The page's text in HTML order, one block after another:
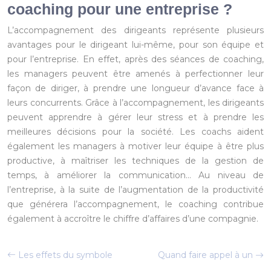
coaching pour une entreprise ?
L’accompagnement des dirigeants représente plusieurs
avantages pour le dirigeant lui-même, pour son équipe et
pour l’entreprise. En effet, après des séances de coaching,
les managers peuvent être amenés à perfectionner leur
façon de diriger, à prendre une longueur d’avance face à
leurs concurrents. Grâce à l’accompagnement, les dirigeants
peuvent apprendre à gérer leur stress et à prendre les
meilleures décisions pour la société. Les coachs aident
également les managers à motiver leur équipe à être plus
productive, à maîtriser les techniques de la gestion de
temps, à améliorer la communication… Au niveau de
l’entreprise, à la suite de l’augmentation de la productivité
que générera l’accompagnement, le coaching contribue
également à accroître le chiffre d’affaires d’une compagnie.
Les effets du symbole
Quand faire appel à un